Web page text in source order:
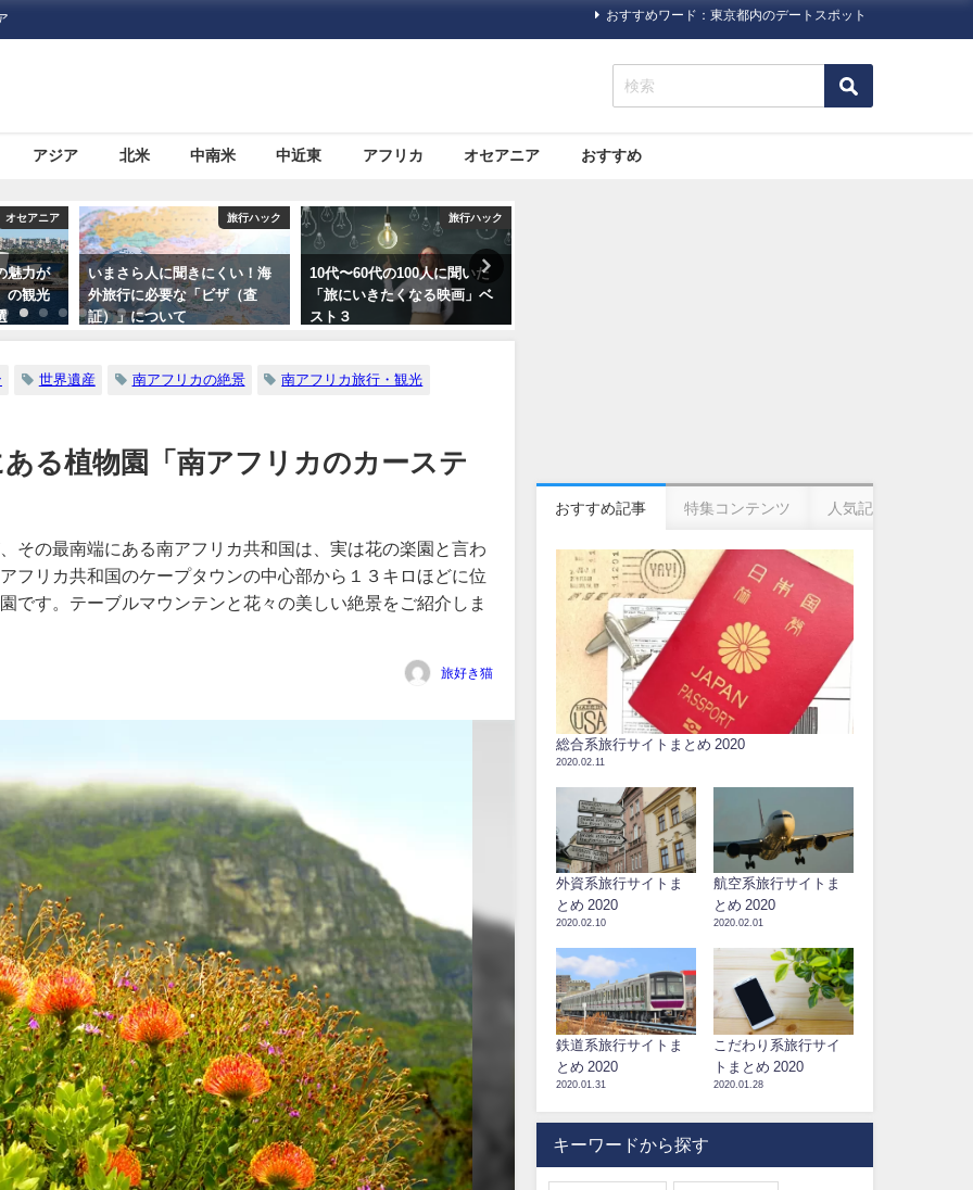
おすすめワード：東京都内のデートスポット
アジア 北米 中南米 中近東 アフリカ オセアニア おすすめ
旅行ハック
い！海
（査
旅行ハック
10代〜60代の100人に聞いた
「旅にいきたくなる映画」ベ
スト３
旅行ハック
【やっぱり暖かい日にいちご
狩り】いちご狩り情報が掲載
されているポータルサイト・
情報サイトまとめ5つ
世界遺産 南アフリカの絶景 南アフリカ旅行・観光
る植物園「南アフリカのカーステ
その最南端にある南アフリカ共和国は、実は花の楽園と言わ
フリカ共和国のケープタウンの中心部から１３キロほどに位
です。テーブルマウンテンと花々の美しい絶景をご紹介しま
旅好き猫
おすすめ記事 特集コンテンツ 人気記事
総合系旅行サイトまとめ 2020
2020.02.11
外資系旅行サイトま
とめ 2020
2020.02.10
航空系旅行サイトま
とめ 2020
2020.02.01
鉄道系旅行サイトま
とめ 2020
2020.01.31
こだわり系旅行サイ
トまとめ 2020
2020.01.28
キーワードから探す